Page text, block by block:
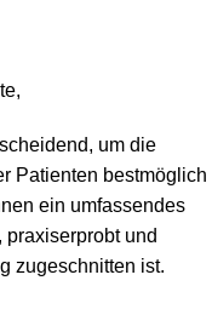
um die
Patienten bestmöglich
ein umfassendes
und
zugeschnitten ist.